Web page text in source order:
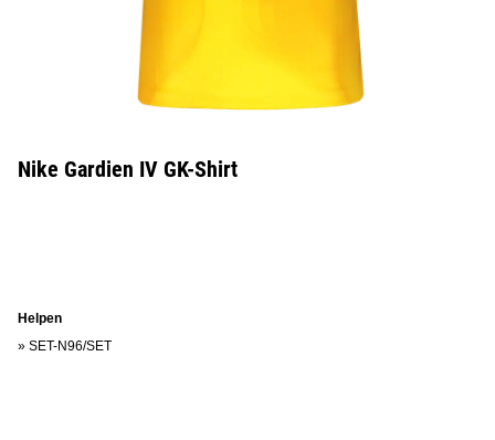
Nike Gardien IV GK-Shirt
Helpen
» SET-N96/SET